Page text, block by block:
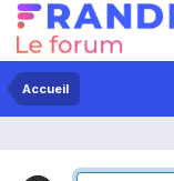
Accueil